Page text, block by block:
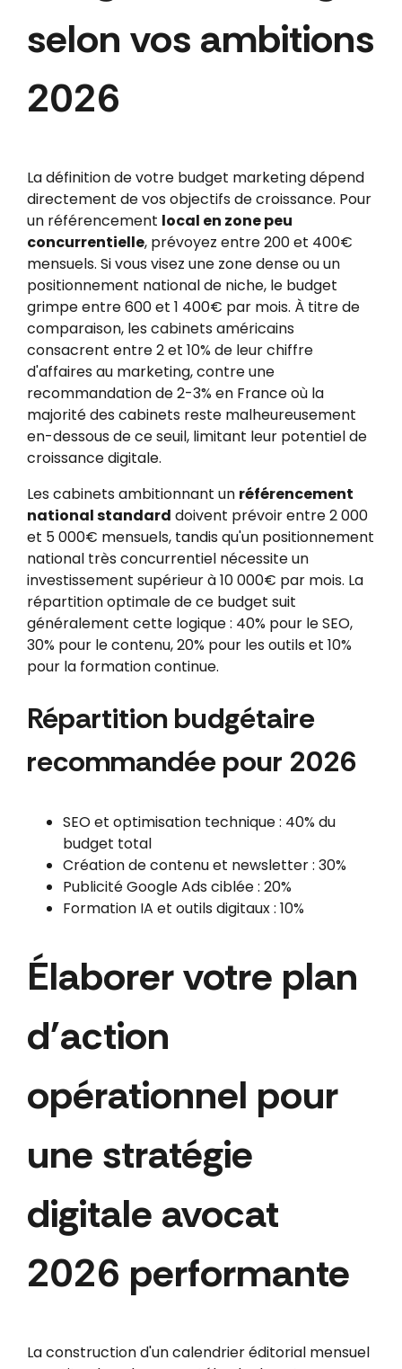
selon vos ambitions
2026
La définition de votre budget marketing dépend
directement de vos objectifs de croissance. Pour
un référencement local en zone peu
concurrentielle, prévoyez entre 200 et 400€
mensuels. Si vous visez une zone dense ou un
positionnement national de niche, le budget
grimpe entre 600 et 1 400€ par mois. À titre de
comparaison, les cabinets américains
consacrent entre 2 et 10% de leur chiffre
d'affaires au marketing, contre une
recommandation de 2-3% en France où la
majorité des cabinets reste malheureusement
en-dessous de ce seuil, limitant leur potentiel de
croissance digitale.
Les cabinets ambitionnant un référencement
national standard doivent prévoir entre 2 000
et 5 000€ mensuels, tandis qu'un positionnement
national très concurrentiel nécessite un
investissement supérieur à 10 000€ par mois. La
répartition optimale de ce budget suit
généralement cette logique : 40% pour le SEO,
30% pour le contenu, 20% pour les outils et 10%
pour la formation continue.
Répartition budgétaire
recommandée pour 2026
SEO et optimisation technique : 40% du
budget total
Création de contenu et newsletter : 30%
Publicité Google Ads ciblée : 20%
Formation IA et outils digitaux : 10%
Élaborer votre plan
d'action
opérationnel pour
une stratégie
digitale avocat
2026 performante
La construction d'un calendrier éditorial mensuel